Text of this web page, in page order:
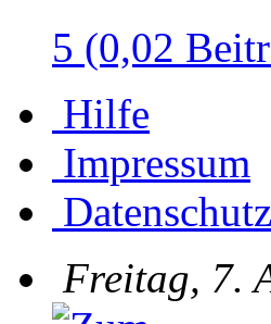
5 (0,02
Hilfe
Impressum
Datenschutz
Freitag, 7.